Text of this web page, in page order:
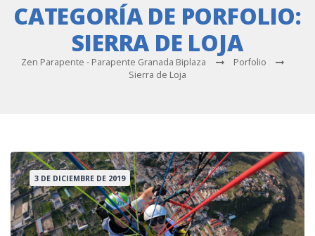
CATEGORÍA DE PORFOLIO:
SIERRA DE LOJA
Zen Parapente - Parapente Granada Biplaza
Porfolio
Sierra de Loja
3 DE DICIEMBRE DE 2019